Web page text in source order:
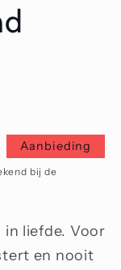
Aanbieding
bij de
liefde. Voor
en nooit